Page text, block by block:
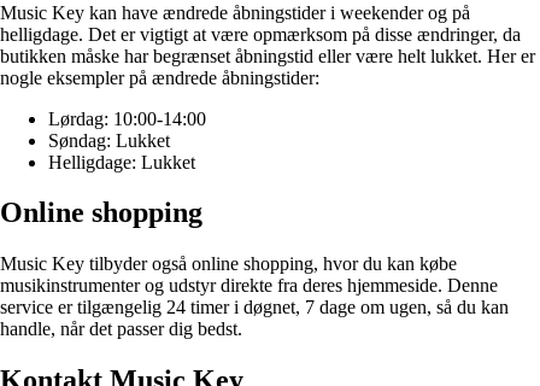
Music Key kan have ændrede åbningstider i weekender og på
helligdage. Det er vigtigt at være opmærksom på disse ændringer, da
butikken måske har begrænset åbningstid eller være helt lukket. Her er
nogle eksempler på ændrede åbningstider:
Lørdag: 10:00-14:00
Søndag: Lukket
Helligdage: Lukket
Online shopping
Music Key tilbyder også online shopping, hvor du kan købe
musikinstrumenter og udstyr direkte fra deres hjemmeside. Denne
service er tilgængelig 24 timer i døgnet, 7 dage om ugen, så du kan
handle, når det passer dig bedst.